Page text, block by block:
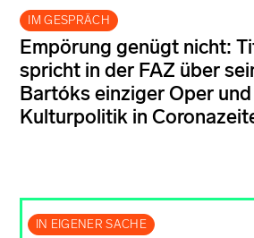
IM GESPRÄCH
Empörung genügt nicht:
spricht in der FAZ über
Bartóks einziger Oper
Kulturpolitik in
IN EIGENER SACHE